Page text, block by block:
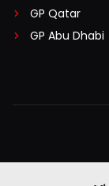
GP Qatar
GP Abu Dhabi